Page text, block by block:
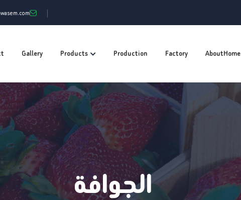
Home
About
Factory
Production
Products
Gallery
الجوافة